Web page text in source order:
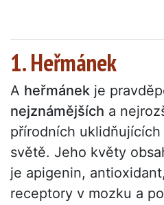
1. Heřmánek
A heřmánek je
nejznámějších a
přírodních
světě. Jeho květy
je apigenin,
receptory v mozku a